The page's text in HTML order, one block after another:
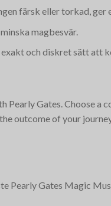
färsk eller torkad,
magbesvär.
och diskret sätt att
Gates. Choose a
outcome of your
Pearly Gates Magic